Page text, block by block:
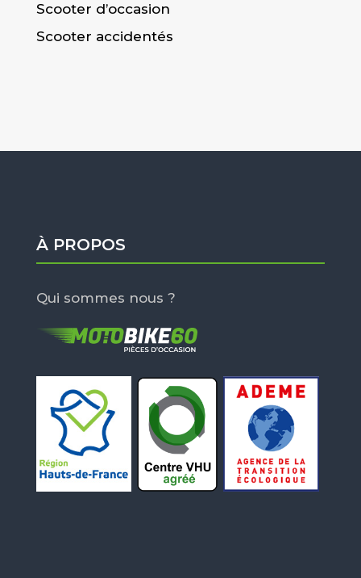
Scooter d’occasion
Scooter accidentés
À PROPOS
Qui sommes nous ?